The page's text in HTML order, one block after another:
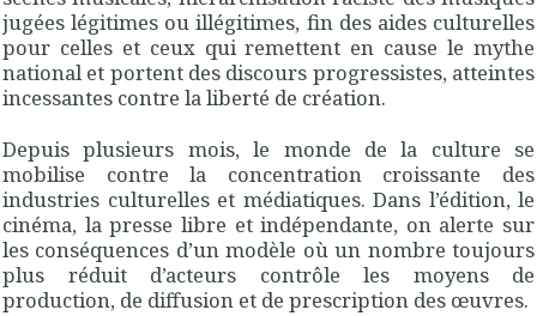
jugées légitimes ou illégitimes, fin des aides culturelles
pour celles et ceux qui remettent en cause le mythe
national et portent des discours progressistes, atteintes
incessantes contre la liberté de création.
Depuis plusieurs mois, le monde de la culture se
mobilise contre la concentration croissante des
industries culturelles et médiatiques. Dans l’édition, le
cinéma, la presse libre et indépendante, on alerte sur
les conséquences d’un modèle où un nombre toujours
plus réduit d’acteurs contrôle les moyens de
production, de diffusion et de prescription des œuvres.